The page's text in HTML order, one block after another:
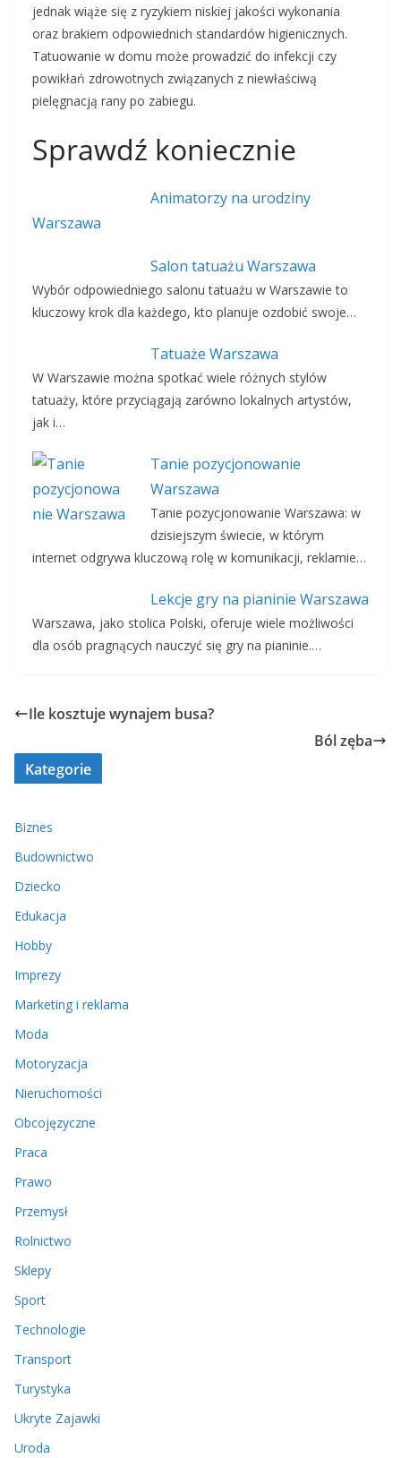
jednak wiąże się z ryzykiem niskiej jakości wykonania
oraz brakiem odpowiednich standardów higienicznych.
Tatuowanie w domu może prowadzić do infekcji czy
powikłań zdrowotnych związanych z niewłaściwą
pielęgnacją rany po zabiegu.
Sprawdź koniecznie
Animatorzy na urodziny
Warszawa
Salon tatuażu Warszawa
Wybór odpowiedniego salonu tatuażu w Warszawie to
kluczowy krok dla każdego, kto planuje ozdobić swoje…
Tatuaże Warszawa
W Warszawie można spotkać wiele różnych stylów
tatuaży, które przyciągają zarówno lokalnych artystów,
jak i…
Tanie pozycjonowanie
Warszawa
Tanie pozycjonowanie Warszawa: w
dzisiejszym świecie, w którym
internet odgrywa kluczową rolę w komunikacji, reklamie…
Lekcje gry na pianinie Warszawa
Warszawa, jako stolica Polski, oferuje wiele możliwości
dla osób pragnących nauczyć się gry na pianinie.…
Ile kosztuje wynajem busa?
Ból zęba
Kategorie
Biznes
Budownictwo
Dziecko
Edukacja
Hobby
Imprezy
Marketing i reklama
Moda
Motoryzacja
Nieruchomości
Obcojęzyczne
Praca
Prawo
Przemysł
Rolnictwo
Sklepy
Sport
Technologie
Transport
Turystyka
Ukryte Zajawki
Uroda